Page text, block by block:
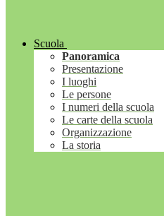
Scuola
Panoramica
Presentazione
I luoghi
Le persone
I numeri della scuola
Le carte della scuola
Organizzazione
La storia